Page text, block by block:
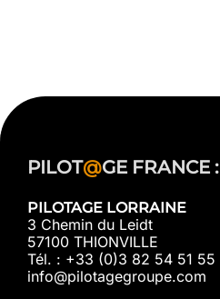
PILOT@GE FRANCE :
PILOTAGE LORRAINE
3 Chemin du Leidt
57100 THIONVILLE
Tél. : +33 (0)3 82 54 51 55
info@pilotagegroupe.com